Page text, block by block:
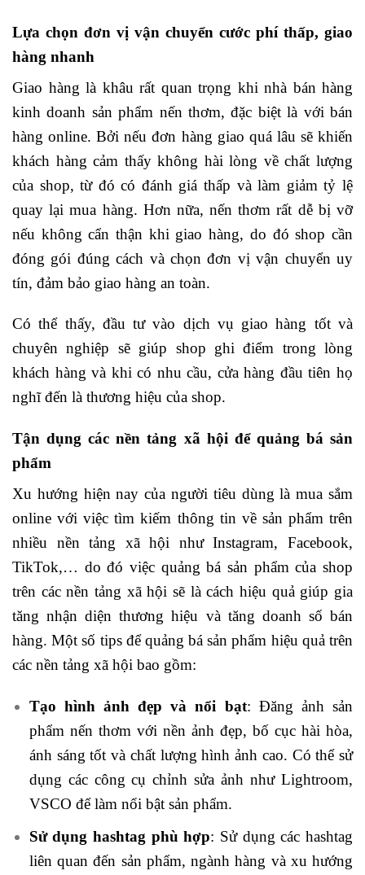
Lựa chọn đơn vị vận chuyển cước phí thấp, giao
hàng nhanh
Giao hàng là khâu rất quan trọng khi nhà bán hàng
kinh doanh sản phẩm nến thơm, đặc biệt là với bán
hàng online. Bởi nếu đơn hàng giao quá lâu sẽ khiến
khách hàng cảm thấy không hài lòng về chất lượng
của shop, từ đó có đánh giá thấp và làm giảm tỷ lệ
quay lại mua hàng. Hơn nữa, nến thơm rất dễ bị vỡ
nếu không cẩn thận khi giao hàng, do đó shop cần
đóng gói đúng cách và chọn đơn vị vận chuyển uy
tín, đảm bảo giao hàng an toàn.
Có thể thấy, đầu tư vào dịch vụ giao hàng tốt và
chuyên nghiệp sẽ giúp shop ghi điểm trong lòng
khách hàng và khi có nhu cầu, cửa hàng đầu tiên họ
nghĩ đến là thương hiệu của shop.
Tận dụng các nền tảng xã hội để quảng bá sản
phẩm
Xu hướng hiện nay của người tiêu dùng là mua sắm
online với việc tìm kiếm thông tin về sản phẩm trên
nhiều nền tảng xã hội như Instagram, Facebook,
TikTok,… do đó việc quảng bá sản phẩm của shop
trên các nền tảng xã hội sẽ là cách hiệu quả giúp gia
tăng nhận diện thương hiệu và tăng doanh số bán
hàng. Một số tips để quảng bá sản phẩm hiệu quả trên
các nền tảng xã hội bao gồm:
Tạo hình ảnh đẹp và nổi bạt: Đăng ảnh sản
phẩm nến thơm với nền ảnh đẹp, bố cục hài hòa,
ánh sáng tốt và chất lượng hình ảnh cao. Có thể sử
dụng các công cụ chỉnh sửa ảnh như Lightroom,
VSCO để làm nổi bật sản phẩm.
Sử dụng hashtag phù hợp: Sử dụng các hashtag
liên quan đến sản phẩm, ngành hàng và xu hướng